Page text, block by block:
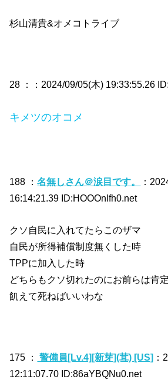
杉山清貴&オメコトライブ
28 ： ：2024/09/05(木) 19:33:55.26
キメツのオコメ
188 ：名無しさん＠涙目です。
：
16:14:21.39 ID:HOOOnlfh0.net
クソ自民に入れてたらこのザマ
自民が所得補償制度無くした時
TPPに加入した時
どちらもクソ切れたのにお前らは肯
飢えて死ねばいいわな
175 ： 警備員[Lv.4][新芽](茸) [US] ：
12:11:07.70 ID:86aYBQNu0.net